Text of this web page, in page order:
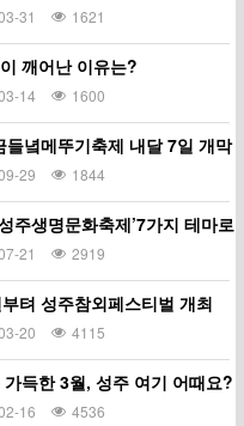
31 1621
깨어난 이유는?
14 1600
들녘메뚜기축제 내달 7일 개막
29 1844
주생명문화축제’7가지 테마로
21 2919
텨 성주참외페스티벌 개최
20 4115
득한 3월, 성주 여기 어때요?
16 4536